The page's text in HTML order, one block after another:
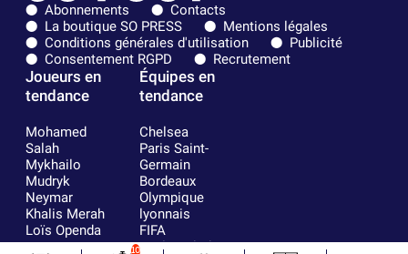
Abonnements
Contacts
La boutique SO PRESS
Mentions légales
Conditions générales d'utilisation
Publicité
Consentement RGPD
Recrutement
Joueurs en
tendance
Mohamed
Salah
Mykhailo
Mudryk
Neymar
Khalis Merah
Loïs Openda
Moussa
Équipes en
tendance
Chelsea
Paris Saint-
Germain
Bordeaux
Olympique
lyonnais
FIFA
Real Madrid
10